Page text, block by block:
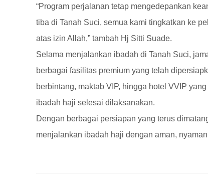
“Program perjalanan tetap mengedepankan
tiba di Tanah Suci, semua kami tingkatkan ke
atas izin Allah,” tambah Hj Sitti Suade.
Selama menjalankan ibadah di Tanah Suci,
berbagai fasilitas premium yang telah
berbintang, maktab VIP, hingga hotel VVIP
ibadah haji selesai dilaksanakan.
Dengan berbagai persiapan yang terus
menjalankan ibadah haji dengan aman,